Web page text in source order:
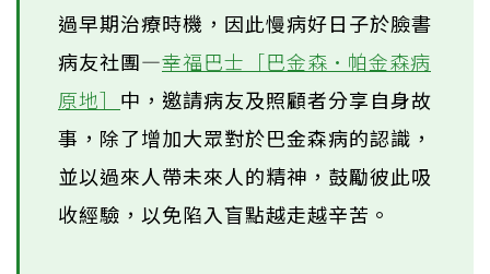
過早期治療時機，因此慢病好日子於臉書
病友社團—幸福巴士［巴金森·帕金森病
原地］ 中，邀請病友及照顧者分享自身故
事，除了增加大眾對於巴金森病的認識，
並以過來人帶未來人的精神，鼓勵彼此吸
收經驗，以免陷入盲點越走越辛苦。